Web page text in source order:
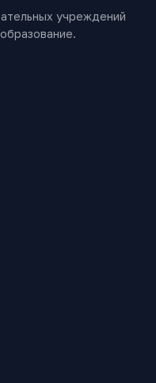
учреждений